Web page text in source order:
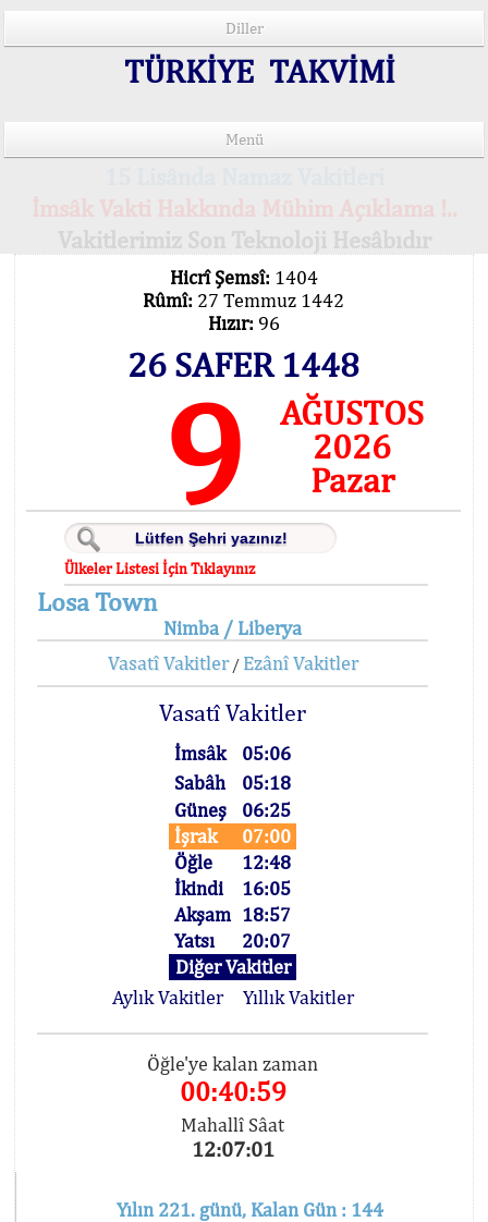
Diller
TÜRKİYE TAKVİMİ
Menü
Hicrî Şemsî: 1404
Rûmî: 27 Temmuz 1442
Hızır: 96
26 SAFER 1448
9
AĞUSTOS
2026
Pazar
Ülkeler Listesi İçin Tıklayınız
Losa Town
Nimba / Liberya
Vasatî Vakitler/ Ezânî Vakitler
Vasatî Vakitler
İmsâk
05:06
Sabâh
05:18
Güneş
06:25
İşrak
07:00
Öğle
12:48
İkindi
16:05
Akşam 18:57
Yatsı
20:07
Diğer Vakitler
Aylık Vakitler
Yıllık Vakitler
Öğle'ye kalan zaman
00:40:59
Mahallî Sâat
12:07:01
Yılın 221. günü, Kalan Gün : 144